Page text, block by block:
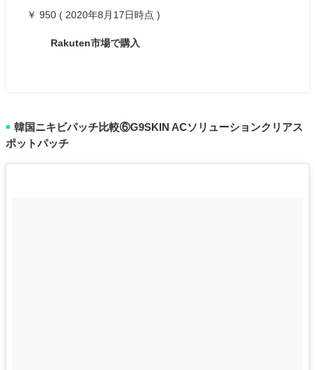
￥ 950 ( 2020年8月17日時点 )
Rakuten市場で購入
■ 韓国ニキビパッチ比較⑥G9SKIN ACソリューションクリアス
ポットパッチ